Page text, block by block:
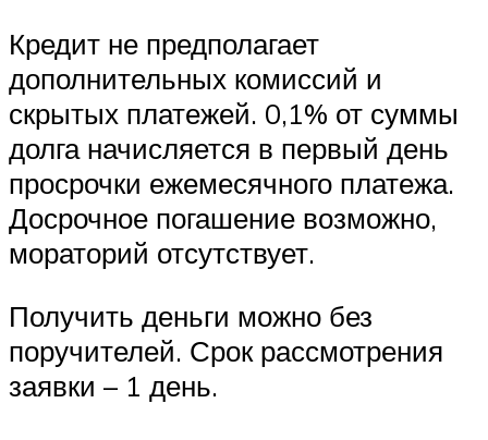
Кредит не предполагает
дополнительных комиссий и
скрытых платежей. 0,1% от суммы
долга начисляется в первый день
просрочки ежемесячного платежа.
Досрочное погашение возможно,
мораторий отсутствует.
Получить деньги можно без
поручителей. Срок рассмотрения
заявки – 1 день.